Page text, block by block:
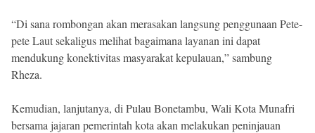
“Di sana rombongan akan merasakan langsung penggunaan Pete-
pete Laut sekaligus melihat bagaimana layanan ini dapat
mendukung konektivitas masyarakat kepulauan,” sambung
Rheza.
Kemudian, lanjutanya, di Pulau Bonetambu, Wali Kota Munafri
bersama jajaran pemerintah kota akan melakukan peninjauan